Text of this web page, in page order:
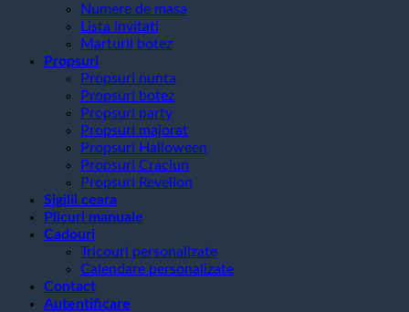
Numere de masa
Lista invitati
Marturii botez
Propsuri
Propsuri nunta
Propsuri botez
Propsuri party
Propsuri majorat
Propsuri Halloween
Propsuri Craciun
Propsuri Revelion
Sigilii ceara
Plicuri manuale
Cadouri
Tricouri personalizate
Calendare personalizate
Contact
Autentificare